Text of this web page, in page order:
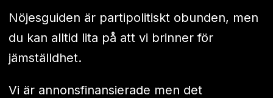
Nöjesguiden är partipolitiskt obunden, men
du kan alltid lita på att vi brinner för
jämställdhet.
Vi är annonsfinansierade men det